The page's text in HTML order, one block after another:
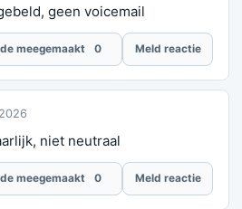
geen voicemail
meegemaakt 0 Meld reactie
niet neutraal
meegemaakt 0 Meld reactie